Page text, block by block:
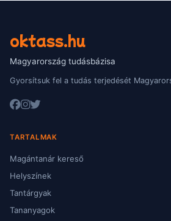
oktass.hu
Magyarország tudásbázisa
Gyorsítsuk fel a tudás terjedését
TARTALMAK
Magántanár kereső
Helyszínek
Tantárgyak
Tananyagok